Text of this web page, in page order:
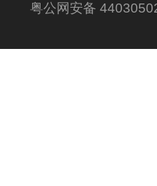
粤公网安备